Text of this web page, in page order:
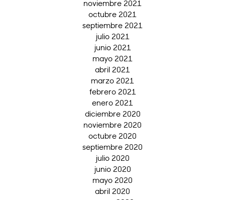
noviembre 2021
octubre 2021
septiembre 2021
julio 2021
junio 2021
mayo 2021
abril 2021
marzo 2021
febrero 2021
enero 2021
diciembre 2020
noviembre 2020
octubre 2020
septiembre 2020
julio 2020
junio 2020
mayo 2020
abril 2020